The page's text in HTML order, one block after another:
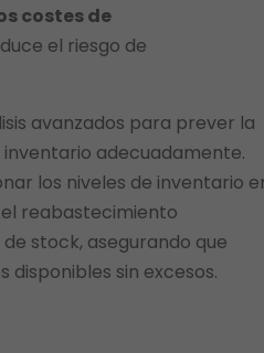
costes de
el riesgo de
avanzados para prever la
adecuadamente.
los niveles de inventario
reabastecimiento
stock, asegurando que
sin excesos.